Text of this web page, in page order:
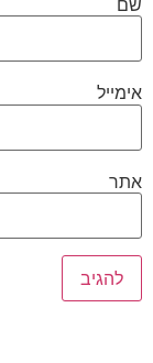
שם
אימייל
אתר